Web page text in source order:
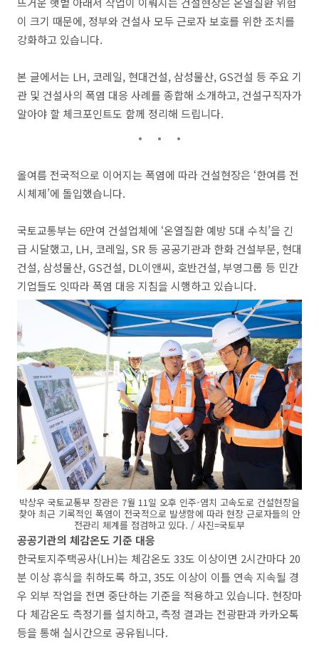
이 크기 때문에, 정부와 건설사 모두 근로자 보호를 위한 조치를
강화하고 있습니다.
본 글에서는 LH, 코레일, 현대건설, 삼성물산, GS건설 등 주요 기
관 및 건설사의 폭염 대응 사례를 종합해 소개하고, 건설구직자가
알아야 할 체크포인트도 함께 정리해 드립니다.
올여름 전국적으로 이어지는 폭염에 따라 건설현장은 ‘한여름 전
시체제’에 돌입했습니다.
국토교통부는 6만여 건설업체에 ‘온열질환 예방 5대 수칙’을 긴
급 시달했고, LH, 코레일, SR 등 공공기관과 한화 건설부문, 현대
건설, 삼성물산, GS건설, DL이앤씨, 호반건설, 부영그룹 등 민간
기업들도 잇따라 폭염 대응 지침을 시행하고 있습니다.
박상우 국토교통부 장관은 7월 11일 오후 인주-염치 고속도로 건설현장을
찾아 최근 기록적인 폭염이 전국적으로 발생함에 따라 현장 근로자들의 안
전관리 체계를 점검하고 있다. / 사진=국토부
공공기관의 체감온도 기준 대응
한국토지주택공사(LH)는 체감온도 33도 이상이면 2시간마다 20
분 이상 휴식을 취하도록 하고, 35도 이상이 이틀 연속 지속될 경
우 외부 작업을 전면 중단하는 기준을 적용하고 있습니다. 현장마
다 체감온도 측정기를 설치하고, 측정 결과는 전광판과 카카오톡
등을 통해 실시간으로 공유됩니다.